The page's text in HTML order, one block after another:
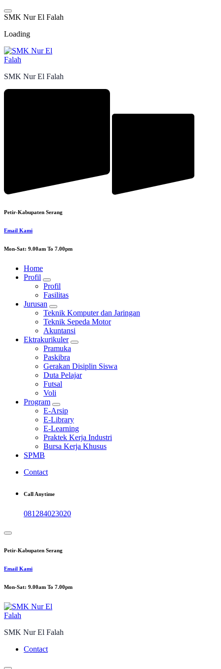
Skip
to
SMK Nur El Falah
Loading
SMK Nur El Falah
Petir-Kabupaten Serang
Email Kami
Mon-Sat: 9.00am To 7.00pm
Home
Profil
Profil
Fasilitas
Jurusan
Teknik Komputer dan Jaringan
Teknik Sepeda Motor
Akuntansi
Ektrakurikuler
Pramuka
Paskibra
Gerakan Disiplin Siswa
Duta Pelajar
Futsal
Voli
Program
E-Arsip
E-Library
E-Learning
Praktek Kerja Industri
Bursa Kerja Khusus
SPMB
Contact
Call Anytime
081284023020
Petir-Kabupaten Serang
Email Kami
Mon-Sat: 9.00am To 7.00pm
SMK Nur El Falah
Contact